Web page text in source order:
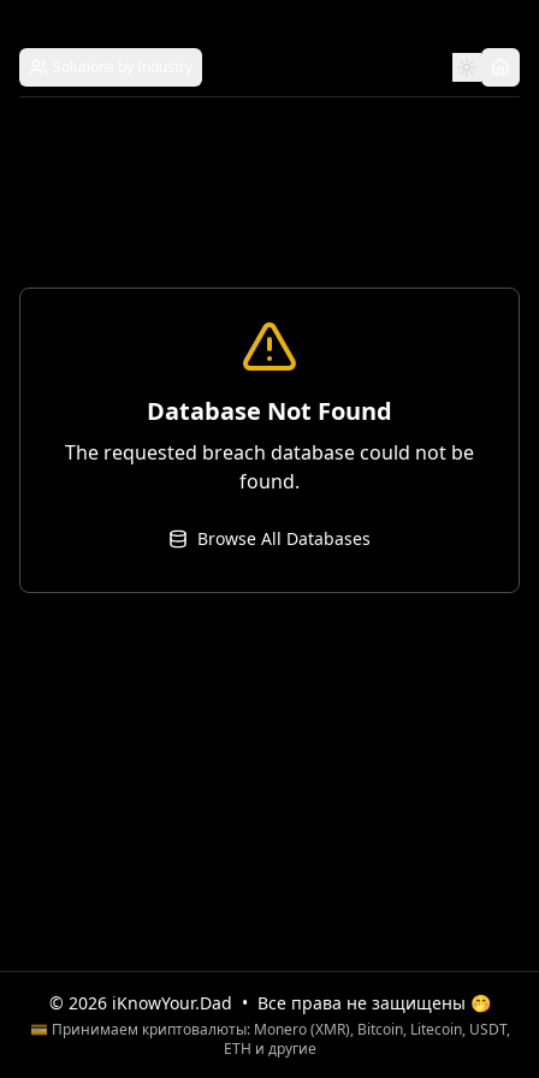
Database Not Found
The requested breach database could not be
found.
Browse All Databases
© 2026 iKnowYour.Dad • Все права не защищены 🤭
💳 Принимаем криптовалюты: Monero (XMR), Bitcoin, Litecoin, USDT,
ETH и другие